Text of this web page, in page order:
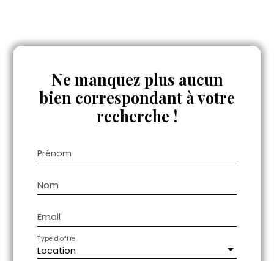
Ne manquez plus aucun
bien correspondant à votre
recherche !
Prénom
Nom
Email
Location
Type d'offre